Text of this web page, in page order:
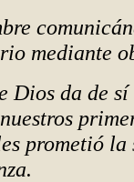
mediante
Dios da de sí
prometió